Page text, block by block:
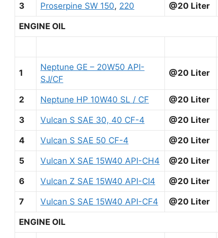
3 Proserpine SW 150, 220 @20 Liter
ENGINE OIL
1
Neptune GE – 20W50 API-
SJ/CF
@20 Liter
2 Neptune HP 10W40 SL / CF @20 Liter
3 Vulcan S SAE 30, 40 CF-4 @20 Liter
4 Vulcan S SAE 50 CF-4 @20 Liter
5 Vulcan X SAE 15W40 API-CH4 @20 Liter
6 Vulcan Z SAE 15W40 API-CI4 @20 Liter
7 Vulcan S SAE 15W40 API-CF4 @20 Liter
ENGINE OIL